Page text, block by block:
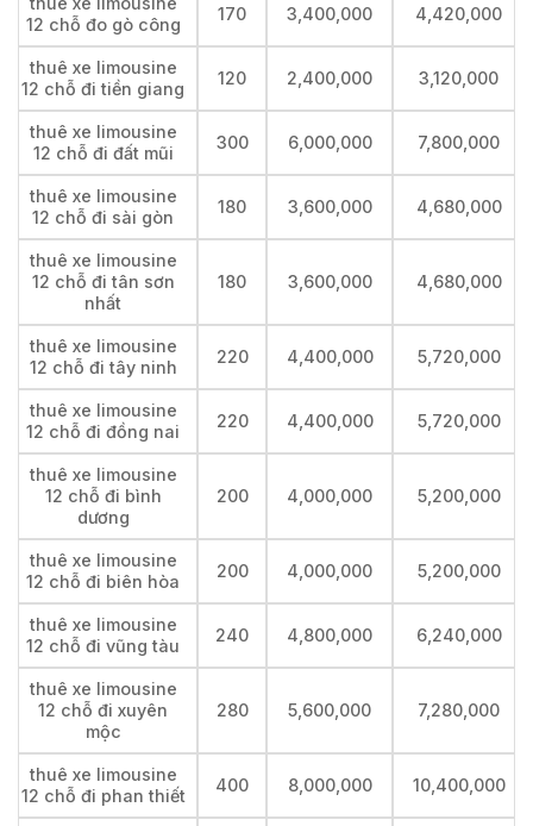
12 chỗ đo gò công
170 3,400,000 4,420,000
thuê xe limousine
12 chỗ đi tiền giang
120 2,400,000 3,120,000
thuê xe limousine
12 chỗ đi đất mũi
300 6,000,000 7,800,000
thuê xe limousine
12 chỗ đi sài gòn
180 3,600,000 4,680,000
thuê xe limousine
12 chỗ đi tân sơn
nhất
180 3,600,000 4,680,000
thuê xe limousine
12 chỗ đi tây ninh
220 4,400,000 5,720,000
thuê xe limousine
12 chỗ đi đồng nai
220 4,400,000 5,720,000
thuê xe limousine
12 chỗ đi bình
dương
200 4,000,000 5,200,000
thuê xe limousine
12 chỗ đi biên hòa
200 4,000,000 5,200,000
thuê xe limousine
12 chỗ đi vũng tàu
240 4,800,000 6,240,000
thuê xe limousine
12 chỗ đi xuyên
mộc
280 5,600,000 7,280,000
thuê xe limousine
12 chỗ đi phan thiết
400 8,000,000 10,400,000